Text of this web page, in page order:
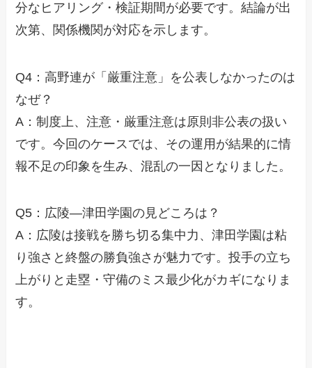
分なヒアリング・検証期間が必要です。結論が出
次第、関係機関が対応を示します。
Q4：高野連が「厳重注意」を公表しなかったのは
なぜ？
A：制度上、注意・厳重注意は原則非公表の扱い
です。今回のケースでは、その運用が結果的に情
報不足の印象を生み、混乱の一因となりました。
Q5：広陵—津田学園の見どころは？
A：広陵は接戦を勝ち切る集中力、津田学園は粘
り強さと終盤の勝負強さが魅力です。投手の立ち
上がりと走塁・守備のミス最少化がカギになりま
す。